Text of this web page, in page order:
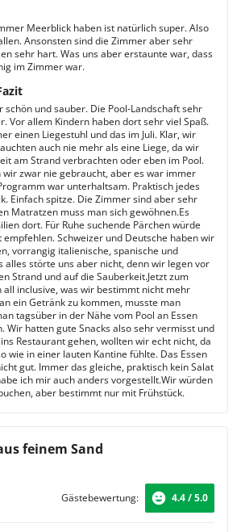
Meerblick haben ist natürlich super. Also
Ansonsten sind die Zimmer aber sehr
sehr hart. Was uns aber erstaunte war, dass
im Zimmer war.
schön und sauber. Die Pool-Landschaft sehr
Vor allem Kindern haben dort sehr viel Spaß.
einen Liegestuhl und das im Juli. Klar, wir
auch nie mehr als eine Liege, da wir
am Strand verbrachten oder eben im Pool.
wir zwar nie gebraucht, aber es war immer
war unterhaltsam. Praktisch jedes
Einfach spitze. Die Zimmer sind aber sehr
Matratzen muss man sich gewöhnen.Es
dort. Für Ruhe suchende Pärchen würde
empfehlen. Schweizer und Deutsche haben wir
vorrangig italienische, spanische und
alles störte uns aber nicht, denn wir legen vor
Strand und auf die Sauberkeit.Jetzt zum
all inclusive, was wir bestimmt nicht mehr
ein Getränk zu kommen, musste man
tagsüber in der Nähe vom Pool an Essen
Wir hatten gute Snacks also sehr vermisst und
Restaurant gehen, wollten wir echt nicht, da
wie in einer lauten Kantine fühlte. Das Essen
gut. Immer das gleiche, praktisch kein Salat
ich mir auch anders vorgestellt.Wir würden
aber bestimmt nur mit Frühstück.
feinem Sand
Gästebewertung: 4.4 / 5.0